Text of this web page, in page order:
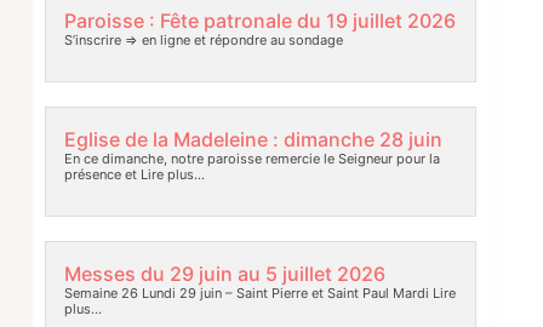
Paroisse : Fête patronale du 19 juillet 2026
S’inscrire => en ligne et répondre au sondage
Eglise de la Madeleine : dimanche 28 juin
En ce dimanche, notre paroisse remercie le Seigneur pour la
présence etLire plus…
Messes du 29 juin au 5 juillet 2026
Semaine 26 Lundi 29 juin – Saint Pierre et Saint Paul Mardi Lire
plus…